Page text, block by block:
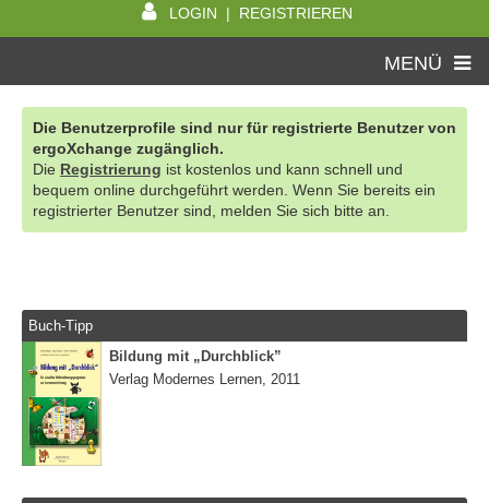
LOGIN | REGISTRIEREN
MENÜ
Die Benutzerprofile sind nur für registrierte Benutzer von
ergoXchange zugänglich.
Die Registrierung ist kostenlos und kann schnell und
bequem online durchgeführt werden. Wenn Sie bereits ein
registrierter Benutzer sind, melden Sie sich bitte an.
Buch-Tipp
Bildung mit „Durchblick”
Verlag Modernes Lernen, 2011